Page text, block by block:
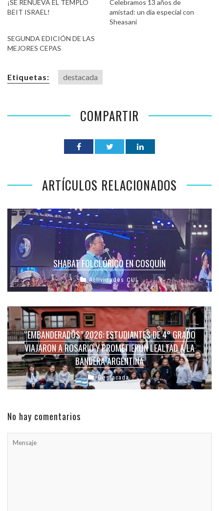
¡SE RENUEVA EL TEMPLO
BEIT ISRAEL!
Celebramos 13 años de
amistad: un día especial con
Sheasani
SEGUNDA EDICIÓN DE LAS
MEJORES CEPAS
Etiquetas: destacada
COMPARTIR
ARTÍCULOS RELACIONADOS
SHABAT FOLCLÓRICO EN COSQUÍN
Actividades CUI
“EMBANDERADOS” 2026: ESTUDIANTES DE 4° GRADO
VIAJARON A ROSARIO Y PROMETIERON LEALTAD A LA
BANDERA ARGENTINA
Destacada
No hay comentarios